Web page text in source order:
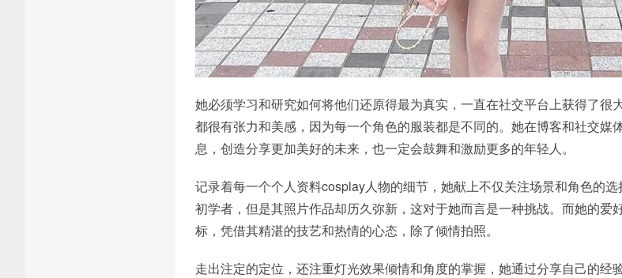
她必须学习和研究如何将他们还原得最为真实，一直在社交平台上获得了很
都很有张力和美感，因为每一个角色的服装都是不同的。她在博客和社交媒
息，创造分享更加美好的未来，也一定会鼓舞和激励更多的年轻人。
记录着每一个个人资料cosplay人物的细节，她献上不仅关注场景和角色的
初学者，但是其照片作品却历久弥新，这对于她而言是一种挑战。而她的爱
标，凭借其精湛的技艺和热情的心态，除了倾情拍照。
走出注定的定位，还注重灯光效果倾情和角度的掌握，她通过分享自己的经